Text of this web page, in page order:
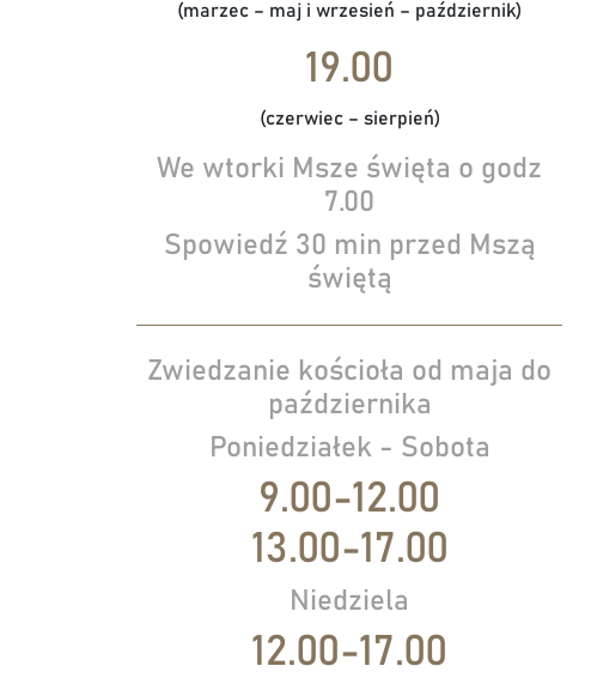
(marzec – maj i wrzesień – październik)
19.00
(czerwiec – sierpień)
We wtorki Msze święta o godz
7.00
Spowiedź 30 min przed Mszą
świętą
Zwiedzanie kościoła od maja do
października
Poniedziałek - Sobota
9.00-12.00
13.00-17.00
Niedziela
12.00-17.00